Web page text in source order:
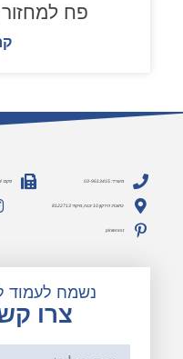
פח
משרד: 03-9613415 פקס: 03-9529484
כתובת: הירקון 10 יבנה, מיקוד 8122713
pinterest
נשמח לעמוד
צרו